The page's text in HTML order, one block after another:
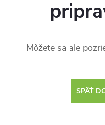
Môžete sa ale
SPÄŤ